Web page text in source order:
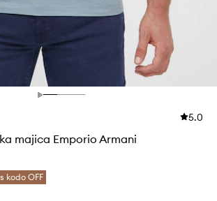
5.0
majica Emporio Armani
kodo OFF